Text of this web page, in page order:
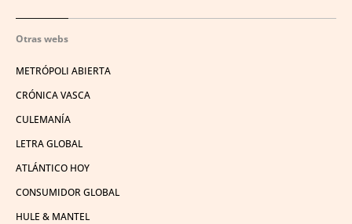
Otras webs
METRÓPOLI ABIERTA
CRÓNICA VASCA
CULEMANÍA
LETRA GLOBAL
ATLÁNTICO HOY
CONSUMIDOR GLOBAL
HULE & MANTEL